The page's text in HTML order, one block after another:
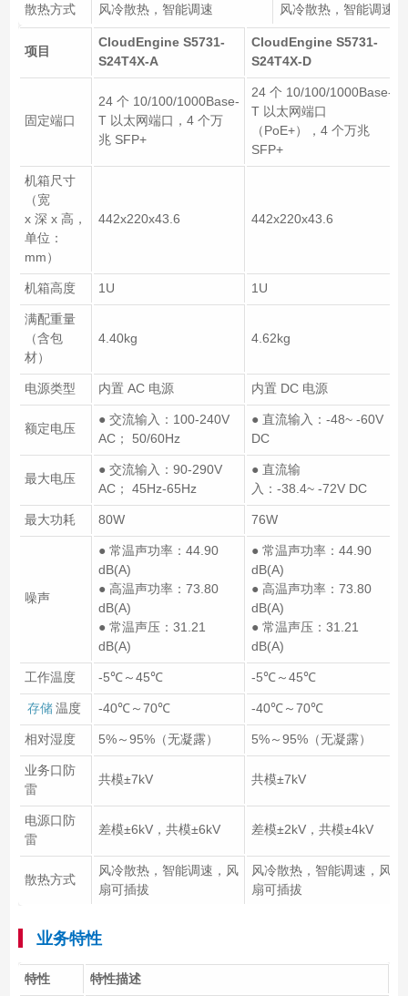
散热方式 风冷散热，智能调速 风冷散热，智能调速
项目
CloudEngine S5731-
S24T4X-A
CloudEngine S5731-
S24T4X-D
固定端口
24 个 10/100/1000Base-
T 以太网端口，4 个万
兆 SFP+
24 个 10/100/1000Base-
T 以太网端口
（PoE+），4 个万兆
SFP+
机箱尺寸
（宽
x 深 x 高，
单位：
mm）
442x220x43.6 442x220x43.6
机箱高度 1U 1U
满配重量
（含包
材）
4.40kg 4.62kg
电源类型 内置 AC 电源 内置 DC 电源
额定电压
● 交流输入：100-240V
AC； 50/60Hz
● 直流输入：-48~ -60V
DC
最大电压
● 交流输入：90-290V
AC； 45Hz-65Hz
● 直流输
入：-38.4~ -72V DC
最大功耗 80W 76W
噪声
● 常温声功率：44.90
dB(A)
● 高温声功率：73.80
dB(A)
● 常温声压：31.21
dB(A)
● 常温声功率：44.90
dB(A)
● 高温声功率：73.80
dB(A)
● 常温声压：31.21
dB(A)
工作温度 -5℃～45℃ -5℃～45℃
存储 温度 -40℃～70℃ -40℃～70℃
相对湿度 5%～95%（无凝露） 5%～95%（无凝露）
业务口防
雷
共模±7kV 共模±7kV
电源口防
雷
差模±6kV，共模±6kV 差模±2kV，共模±4kV
散热方式
风冷散热，智能调速，风
扇可插拔
风冷散热，智能调速，风
扇可插拔
业务特性
特性 特性描述